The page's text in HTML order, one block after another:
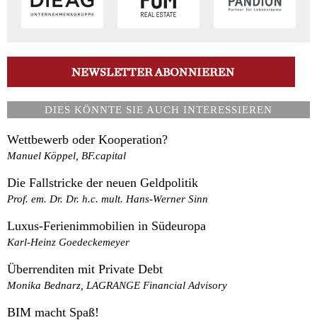
DIES KÖNNTE SIE AUCH INTERESSIEREN
Wettbewerb oder Kooperation?
Manuel Köppel, BF.capital
Die Fallstricke der neuen Geldpolitik
Prof. em. Dr. Dr. h.c. mult. Hans-Werner Sinn
Luxus-Ferienimmobilien in Südeuropa
Karl-Heinz Goedeckemeyer
Überrenditen mit Private Debt
Monika Bednarz, LAGRANGE Financial Advisory
BIM macht Spaß!